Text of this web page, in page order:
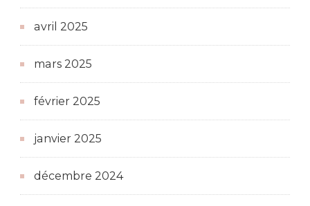
avril 2025
mars 2025
février 2025
janvier 2025
décembre 2024